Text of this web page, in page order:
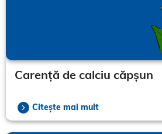
Carență de calciu căpșun
Citește mai mult